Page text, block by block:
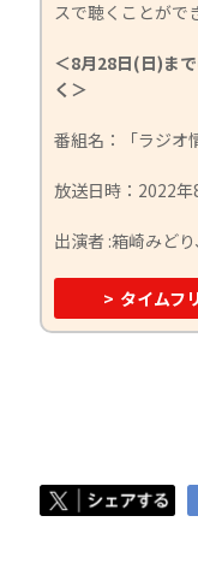
スで聴くことがで
＜8月28日(日)ま
く＞
番組名：「ラジオ
放送日時：2022
出演者 :箱崎みど
> タイムフ